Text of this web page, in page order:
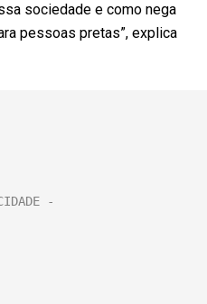
sociedade e como nega
pessoas pretas”, explica